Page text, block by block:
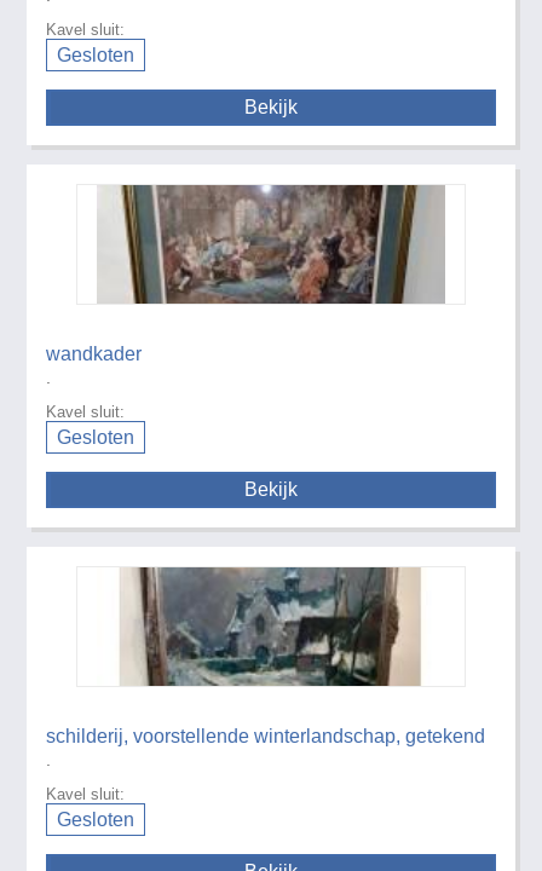
Kavel sluit:
Gesloten
Bekijk
wandkader
Kavel sluit:
Gesloten
Bekijk
schilderij, voorstellende winterlandschap, getekend
Kavel sluit:
Gesloten